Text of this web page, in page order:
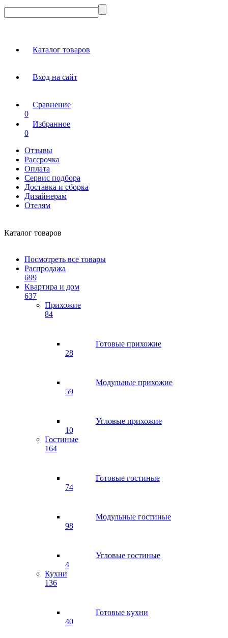
Каталог товаров
Вход на сайт
Сравнение
0
Избранное
0
Отзывы
Рассрочка
Оплата
Сервис подбора
Доставка и сборка
Дизайнерам
Отелям
Каталог товаров
Посмотреть все товары
Распродажа
699
Квартира и дом
637
Прихожие
84
Готовые прихожие
28
Модульные прихожие
59
Угловые прихожие
10
Гостиные
164
Готовые гостиные
74
Модульные гостиные
98
Угловые гостиные
4
Кухни
136
Готовые кухни
40